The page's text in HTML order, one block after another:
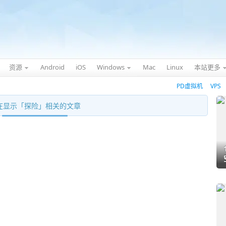
资源 Android iOS Windows Mac Linux 本站更多
PD虚拟机 VPS
显示「探险」相关的文章